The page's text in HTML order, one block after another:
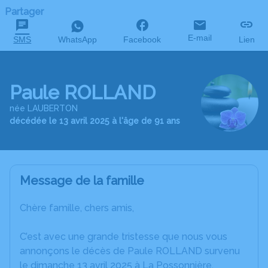
Partager
SMS WhatsApp Facebook E-mail Lien
Paule ROLLAND
née LAUBERTON
décédée le 13 avril 2025 à l'âge de 91 ans
Message de la famille
Chère famille, chers amis,
C’est avec une grande tristesse que nous vous
annonçons le décès de Paule ROLLAND survenu
le dimanche 13 avril 2025 à La Possonnière.